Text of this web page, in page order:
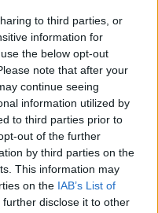
to third parties, or
information for
the below opt-out
note that after your
continue seeing
information utilized by
to third parties prior to
out of the further
by third parties on the
This information may
on the IAB’s List of
further disclose it to other
NÉZETTSÉGI
NAK
indult az
volt az M4 Sport